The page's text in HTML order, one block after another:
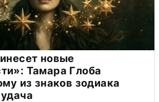
новые
Тамара Глоба
из знаков зодиака